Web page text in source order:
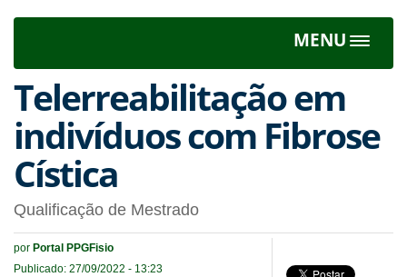
MENU
Toggle
Telerreabilitação em
indivíduos com Fibrose
Cística
Qualificação de Mestrado
por Portal PPGFisio
Publicado: 27/09/2022 - 13:23